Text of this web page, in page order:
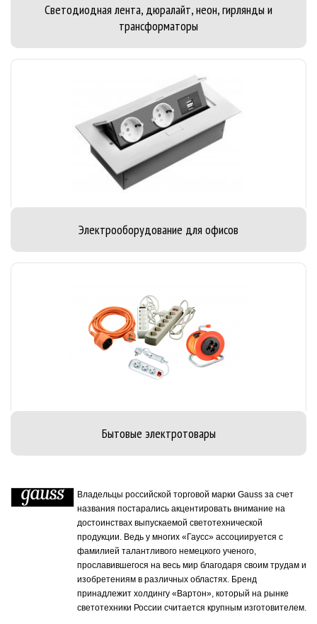
Светодиодная лента, дюралайт, неон, гирлянды и
трансформаторы
Электрооборудование для офисов
Бытовые электротовары
Владельцы российской торговой марки Gauss за счет
названия постарались акцентировать внимание на
достоинствах выпускаемой светотехнической
продукции. Ведь у многих «Гаусс» ассоциируется с
фамилией талантливого немецкого ученого,
прославившегося на весь мир благодаря своим трудам и
изобретениям в различных областях. Бренд
принадлежит холдингу «Вартон», который на рынке
светотехники России считается крупным изготовителем.